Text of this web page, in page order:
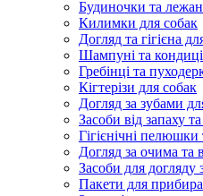
Будиночки та
Килимки для собак
Догляд та гігієна
Шампуні та
Гребінці та
Кігтерізи для собак
Догляд за зубами
Засоби від запаху
Гігієнічні
Догляд за очима та
Засоби для догляду
Пакети для